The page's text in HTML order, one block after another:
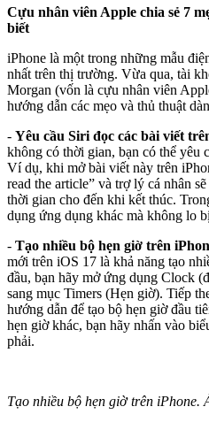
Cựu nhân viên Apple chia sẻ 7
biết
iPhone là một trong những mẫu
nhất trên thị trường. Vừa qua, tài
Morgan (vốn là cựu nhân viên
hướng dẫn các mẹo và thủ thuật
- Yêu cầu Siri đọc các bài viết
không có thời gian, bạn có thể yêu
Ví dụ, khi mở bài viết này trên
read the article” và trợ lý cá nhân
thời gian cho đến khi kết thúc.
dụng ứng dụng khác mà không lo
- Tạo nhiều bộ hẹn giờ trên
mới trên iOS 17 là khả năng tạo
đầu, bạn hãy mở ứng dụng Clock
sang mục Timers (Hẹn giờ). Tiếp
hướng dẫn để tạo bộ hẹn giờ đầu
hẹn giờ khác, bạn hãy nhấn vào
phải.
Tạo nhiều bộ hẹn giờ trên